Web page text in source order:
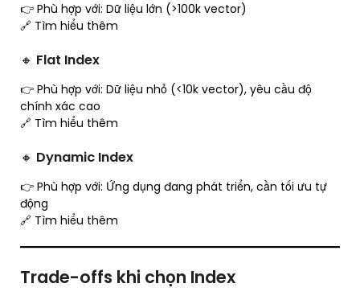
👉 Phù hợp với: Dữ liệu lớn (>100k vector)
🔗 Tìm hiểu thêm
🔸 Flat Index
👉 Phù hợp với: Dữ liệu nhỏ (<10k vector), yêu cầu độ
chính xác cao
🔗 Tìm hiểu thêm
🔸 Dynamic Index
👉 Phù hợp với: Ứng dụng đang phát triển, cần tối ưu tự
động
🔗 Tìm hiểu thêm
Trade-offs khi chọn Index